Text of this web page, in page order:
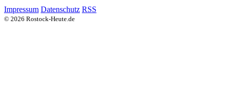
Impressum Datenschutz RSS
© 2026 Rostock-Heute.de